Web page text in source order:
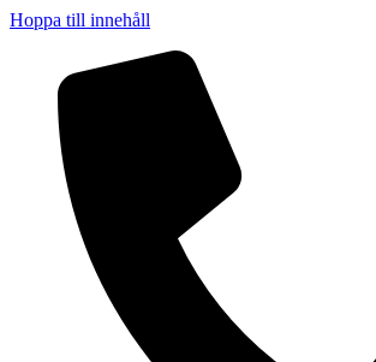
Hoppa till innehåll